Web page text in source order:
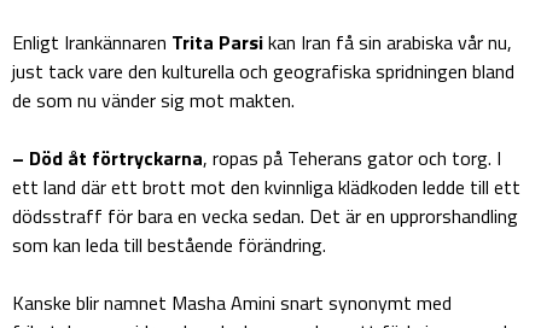
Enligt Irankännaren Trita Parsikan Iran få sin arabiska vår nu,
just tack vare den kulturella och geografiska spridningen bland
de som nu vänder sig mot makten.
– Död åt förtryckarna, ropas på Teherans gator och torg. I
ett land där ett brott mot den kvinnliga klädkoden ledde till ett
dödsstraff för bara en vecka sedan. Det är en upprorshandling
som kan leda till bestående förändring.
Kanske blir namnet Masha Amini snart synonymt med